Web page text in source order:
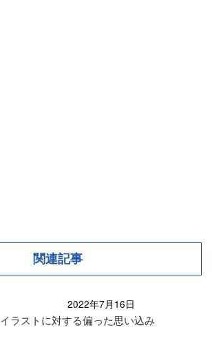
関連記事
2022年7月16日
イラストに対する偏った思い込み